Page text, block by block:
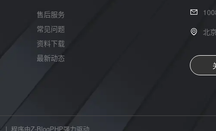
售后服务
常见问题
资料下载
最新动态
北
| 程序由Z-BlogPHP强力驱动